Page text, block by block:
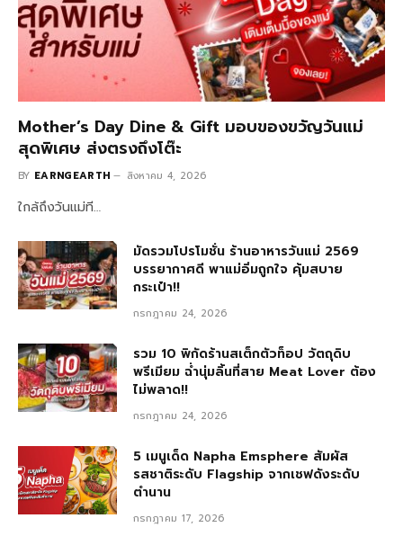
Mother’s Day Dine & Gift มอบของขวัญวันแม่
สุดพิเศษ ส่งตรงถึงโต๊ะ
BY EARNGEARTH สิงหาคม 4, 2026
ใกล้ถึงวันแม่ที…
มัดรวมโปรโมชั่น ร้านอาหารวันแม่ 2569
บรรยากาศดี พาแม่อิ่มถูกใจ คุ้มสบาย
กระเป๋า!!
กรกฎาคม 24, 2026
รวม 10 พิกัดร้านสเต็กตัวท็อป วัตถุดิบ
พรีเมียม ฉ่ำนุ่มลิ้นที่สาย Meat Lover ต้อง
ไม่พลาด!!
กรกฎาคม 24, 2026
5 เมนูเด็ด Napha Emsphere สัมผัส
รสชาติระดับ Flagship จากเชฟดังระดับ
ตำนาน
กรกฎาคม 17, 2026